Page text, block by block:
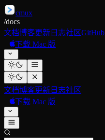
cmux
/docs
文档博客更新日志社区GitHub
下载 Mac 版
文档博客更新日志社区
下载 Mac 版